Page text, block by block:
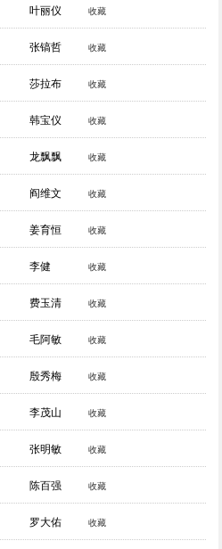
叶丽仪 收藏
张镐哲 收藏
莎拉布 收藏
韩宝仪 收藏
龙飘飘 收藏
阎维文 收藏
姜育恒 收藏
李健 收藏
费玉清 收藏
毛阿敏 收藏
殷秀梅 收藏
李茂山 收藏
张明敏 收藏
陈百强 收藏
罗大佑 收藏